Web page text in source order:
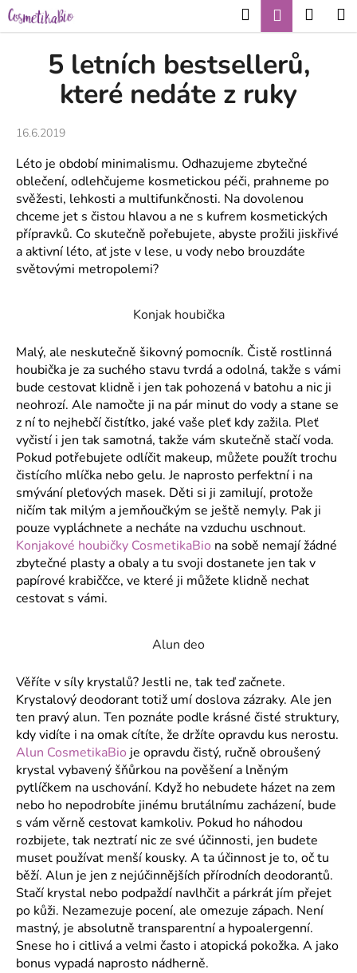
Přejít
na
obsah
HledatPřihlášení
5 letních bestsellerů,
které nedáte z ruky
16.6.2019
Léto je období minimalismu. Odhazujeme zbytečné
oblečení, odlehčujeme kosmetickou péči, prahneme po
svěžesti, lehkosti a multifunkčnosti. Na dovolenou
chceme jet s čistou hlavou a ne s kufrem kosmetických
přípravků. Co skutečně pořebujete, abyste prožili jiskřivé
a aktivní léto, ať jste v lese, u vody nebo brouzdáte
světovými metropolemi?
Konjak houbička
Malý, ale neskutečně šikovný pomocník. Čistě rostlinná
houbička je za suchého stavu tvrdá a odolná, takže s vámi
bude cestovat klidně i jen tak pohozená v batohu a nic ji
neohrozí. Ale namočte ji na pár minut do vody a stane se
z ní to nejhebčí čistítko, jaké vaše pleť kdy zažila. Pleť
vyčistí i jen tak samotná, takže vám skutečně stačí voda.
Pokud potřebujete odlíčit makeup, můžete použít trochu
čistícího mlíčka nebo gelu. Je naprosto perfektní i na
smývání pleťových masek. Děti si ji zamilují, protože
ničím tak milým a jemňoučkým se ještě nemyly. Pak ji
pouze vypláchnete a necháte na vzduchu uschnout.
Konjakové houbičky CosmetikaBio na sobě nemají žádné
zbytečné plasty a obaly a tu svoji dostanete jen tak v
papírové krabiččce, ve které ji můžete klidně nechat
cestovat s vámi.
Alun deo
Věříte v síly krystalů? Jestli ne, tak teď začnete.
Krystalový deodorant totiž umí doslova zázraky. Ale jen
ten pravý alun. Ten poznáte podle krásné čisté struktury,
kdy vidíte i na omak cítíte, že držíte opravdu kus nerostu.
Alun CosmetikaBio je opravdu čistý, ručně obroušený
krystal vybavený šňůrkou na pověšení a lněným
pytlíčkem na uschování. Když ho nebudete házet na zem
nebo ho nepodrobíte jinému brutálnímu zacházení, bude
s vám věrně cestovat kamkoliv. Pokud ho náhodou
rozbijete, tak neztratí nic ze své účinnosti, jen budete
muset používat menší kousky. A ta účinnost je to, oč tu
běží. Alun je jen z nejúčinnějších přírodních deodorantů.
Stačí krystal nebo podpaždí navlhčit a párkrát jím přejet
po kůži. Nezamezuje pocení, ale omezuje zápach. Není
mastný, je absolutně transparentní a hypoalergenní.
Snese ho i citlivá a velmi často i atopická pokožka. A jako
bonus vypadá naprosto nádherně.
K
o
p
t
ř
e
b
u
j
n
a
j
í
t
?
HLEDAT
r
u
č
u
j
e
m
e